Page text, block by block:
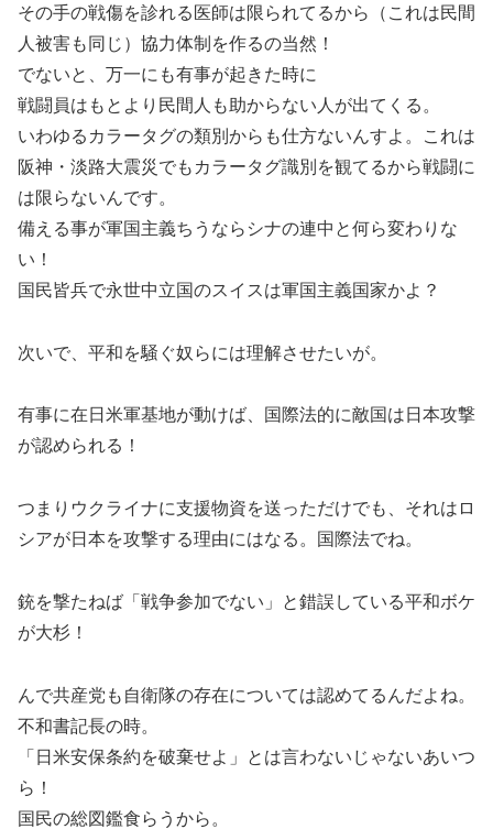
その手の戦傷を診れる医師は限られてるから（これは民間
人被害も同じ）協力体制を作るの当然！
でないと、万一にも有事が起きた時に
戦闘員はもとより民間人も助からない人が出てくる。
いわゆるカラータグの類別からも仕方ないんすよ。これは
阪神・淡路大震災でもカラータグ識別を観てるから戦闘に
は限らないんです。
備える事が軍国主義ちうならシナの連中と何ら変わりな
い！
国民皆兵で永世中立国のスイスは軍国主義国家かよ？
次いで、平和を騒ぐ奴らには理解させたいが。
有事に在日米軍基地が動けば、国際法的に敵国は日本攻撃
が認められる！
つまりウクライナに支援物資を送っただけでも、それはロ
シアが日本を攻撃する理由にはなる。国際法でね。
銃を撃たねば「戦争参加でない」と錯誤している平和ボケ
が大杉！
んで共産党も自衛隊の存在については認めてるんだよね。
不和書記長の時。
「日米安保条約を破棄せよ」とは言わないじゃないあいつ
ら！
国民の総図鑑食らうから。